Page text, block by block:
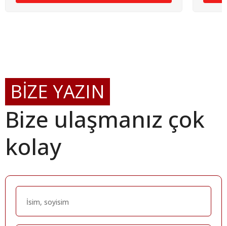
BİZE YAZIN
Bize ulaşmanız çok
kolay